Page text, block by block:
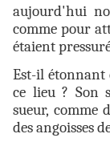
aujourd'hui
comme pour
étaient
Est-il étonnant
ce lieu ? Son
sueur, comme
des angoisses